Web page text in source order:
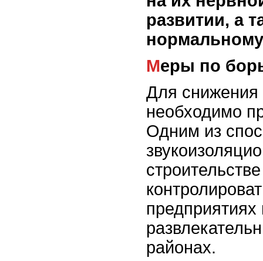
развитии, а
Меры по
Для снижения
необходимо
Одним из
районах.